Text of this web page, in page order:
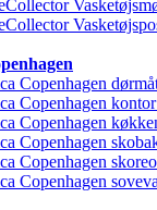
Copenhagen
Copenhagen
Copenhagen
Copenhagen
Copenhagen
Copenhagen